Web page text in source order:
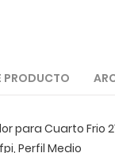
PRODUCTO
para Cuarto Frio
Perfil Medio